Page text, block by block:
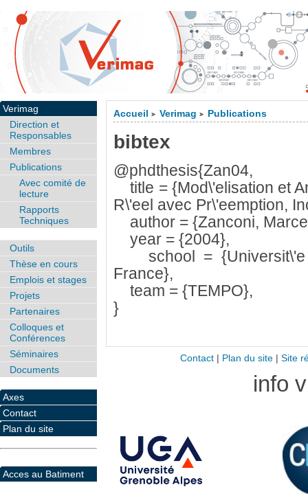
Accueil > Verimag > Publications
bibtex
@phdthesis{Zan04,
title = {Mod\'elisation et
R\'eel avec Pr\'eemption,
author = {Zanconi,
year = {2004},
school = {Universit\'e
France},
team = {TEMPO},
}
Verimag
Direction et
Responsables
Membres
Publications
Avec comité de
lecture
Rapports
Techniques
Outils
Thèse en cours
Emplois et stages
Projets
Partenaires
Colloques et
Conférences
Séminaires
Documents
Axes
Contact
Plan du site
Acces au Batiment
Contact| Plan du site| Site
info